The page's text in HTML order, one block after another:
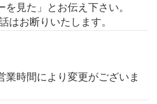
見た」とお伝え下さい。
はお断りいたします。
時間により変更がございま